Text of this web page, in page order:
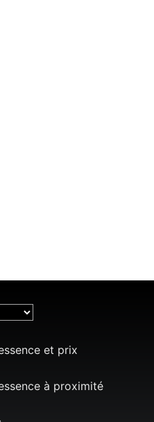
et prix
à proximité